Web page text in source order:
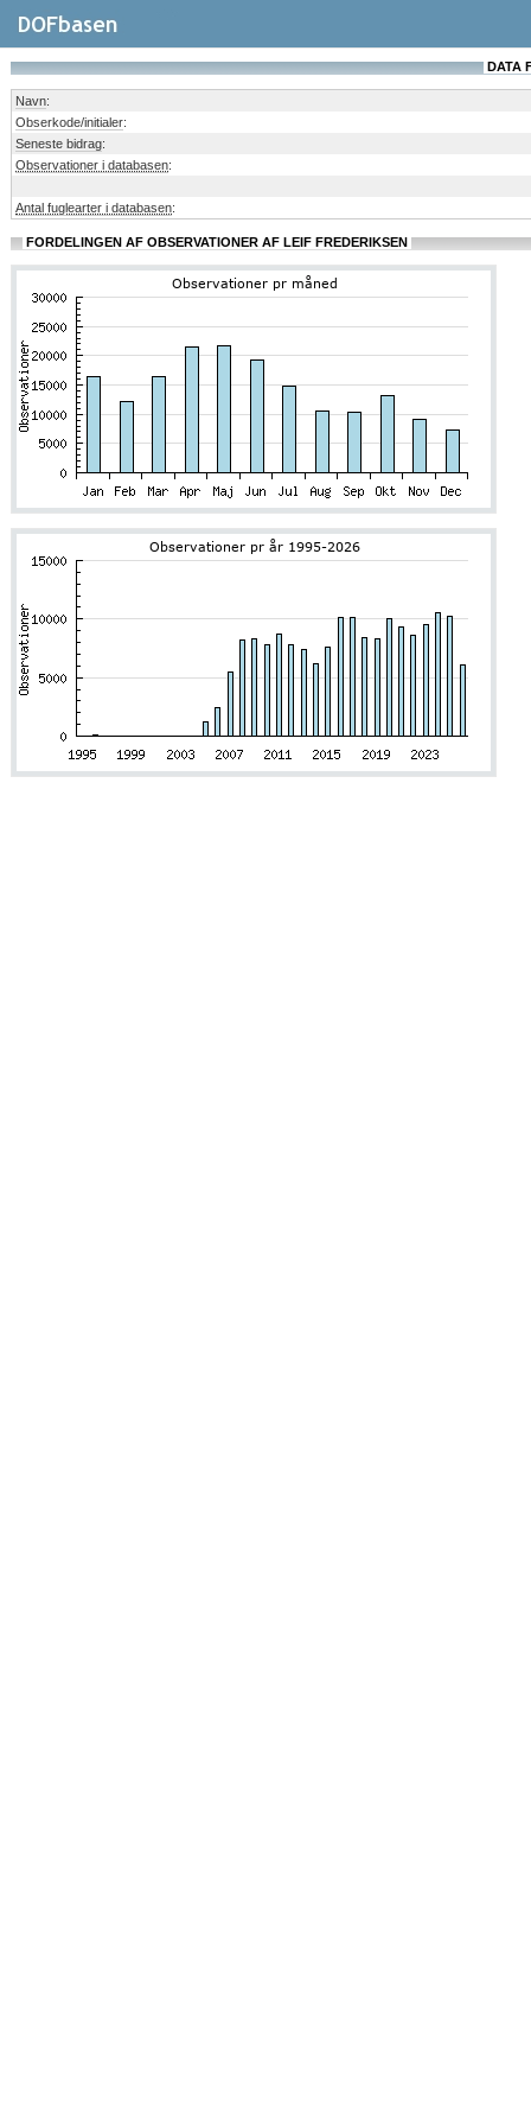
DATA
Navn:
Obserkode/initialer:
Seneste bidrag:
Observationer i databasen:
Antal fuglearter i databasen:
FORDELINGEN AF OBSERVATIONER AF LEIF FREDERIKSEN